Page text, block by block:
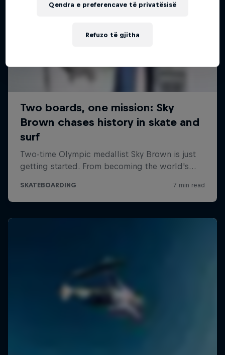
Refuzo të gjitha
Qendra e preferencave të privatësisë